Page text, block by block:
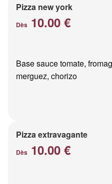
Pizza new york
Dès 10.00 €
Base sauce tomate,
merguez, chorizo
Pizza extravagante
Dès 10.00 €